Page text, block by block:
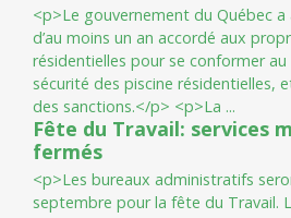
<p>L e gouvernement du Québec a
d’au moins un an accordé aux propr
résidentielles pour se conformer au
sécurité des piscine résidentielles, e
des sanctions.</p> <p>L a ...
Fête du Travail: services
fermés
<p>Les bureaux administratifs sero
septembre pour la fête du Travail. L